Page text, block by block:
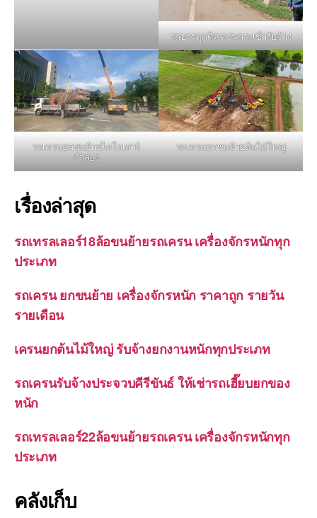
รถบรรทุกติดเครนกระเช้ารับจ้าง
รถเครนยกขนย้ายไดโนเสาร์
จำลอง
รถเครนยกขนย้ายต้นไม้ใหญ่
เรื่องล่าสุด
รถเทรลเลอร์18ล้อขนย้ายรถเครน เครื่องจักรหนักทุก
ประเภท
รถเครน ยกขนย้าย เครื่องจักรหนัก ราคาถูก รายวัน
รายเดือน
เครนยกต้นไม้ใหญ่ รับจ้างยกงานหนักทุกประเภท
รถเครนรับจ้างประจวบคีรีขันธ์ ให้เช่ารถเฮี๊ยบยกของ
หนัก
รถเทรลเลอร์22ล้อขนย้ายรถเครน เครื่องจักรหนักทุก
ประเภท
คลังเก็บ